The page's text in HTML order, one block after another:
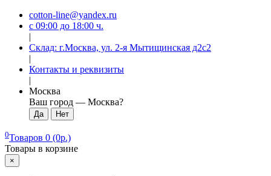
cotton-line@yandex.ru
с 09:00 до 18:00 ч.
|
Склад: г.Москва, ул. 2-я Мытищинская д2с2
|
Контакты и реквизиты
|
Москва
Ваш город — Москва?
0Товаров 0 (0р.)
Товары в корзине
×